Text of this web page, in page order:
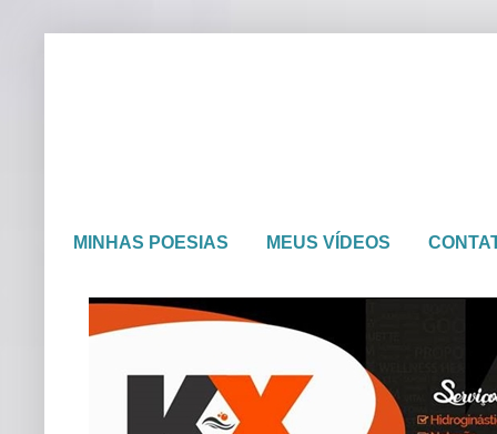
MINHAS POESIAS MEUS VÍDEOS